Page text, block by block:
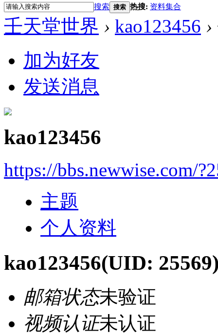
搜索 搜索 热搜: 资料集合
壬天堂世界 › kao123456 ›
加为好友
发送消息
kao123456
https://bbs.newwise.com/
主题
个人资料
kao123456(UID:
邮箱状态未验证
视频认证未认证